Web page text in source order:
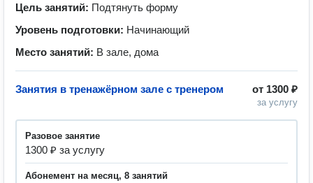
Цель занятий: Подтянуть форму
Уровень подготовки: Начинающий
Место занятий: В зале, дома
от 1300 ₽
за услугу
Занятия в тренажёрном зале с тренером
разовое занятие
1300 ₽ за услугу
абонемент на месяц, 8 занятий